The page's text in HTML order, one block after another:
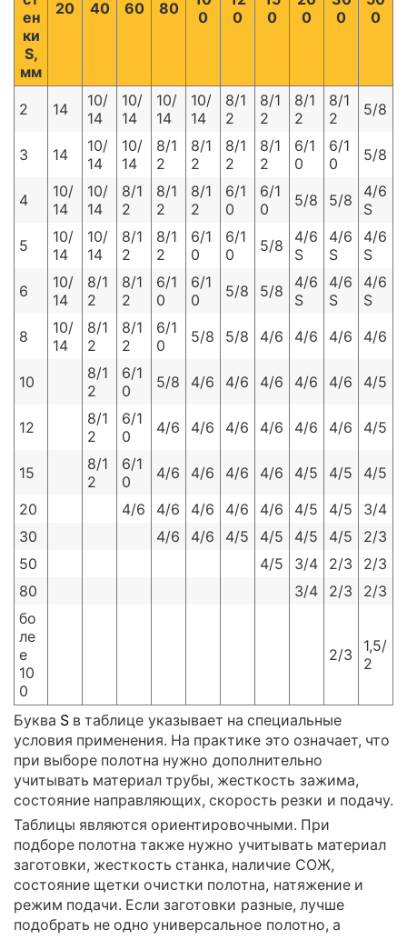
ен
ки
S,
мм
20
40
60
80
0
0
0
0
0
0
2 14
10/
14
10/
14
10/
14
10/
14
8/1
2
8/1
2
8/1
2
8/1
2
5/8
3 14
10/
14
10/
14
8/1
2
8/1
2
8/1
2
8/1
2
6/1
0
6/1
0
5/8
4
10/
14
10/
14
8/1
2
8/1
2
8/1
2
6/1
0
6/1
0
5/8 5/8
4/6
S
5
10/
14
10/
14
8/1
2
8/1
2
6/1
0
6/1
0
5/8
4/6
S
4/6
S
4/6
S
6
10/
14
8/1
2
8/1
2
6/1
0
6/1
0
5/8 5/8
4/6
S
4/6
S
4/6
S
8
10/
14
8/1
2
8/1
2
6/1
0
5/8 5/8 4/6 4/6 4/6 4/6
10
8/1
2
6/1
0
5/8 4/6 4/6 4/6 4/6 4/6 4/5
12
8/1
2
6/1
0
4/6 4/6 4/6 4/6 4/6 4/6 4/5
15
8/1
2
6/1
0
4/6 4/6 4/6 4/6 4/5 4/5
4/5
20
4/6 4/6 4/6 4/6 4/6 4/5 4/5
3/4
30
4/6 4/6 4/5 4/5 4/5 4/5
2/3
50
4/5 3/4 2/3
2/3
80
3/4 2/3
2/3
бо
ле
е
10
0
2/3
1,5/
2
Буква S в таблице указывает на специальные
условия применения. На практике это означает, что
при выборе полотна нужно дополнительно
учитывать материал трубы, жесткость зажима,
состояние направляющих, скорость резки и подачу.
Таблицы являются ориентировочными. При
подборе полотна также нужно учитывать материал
заготовки, жесткость станка, наличие СОЖ,
состояние щетки очистки полотна, натяжение и
режим подачи. Если заготовки разные, лучше
подобрать не одно универсальное полотно, а